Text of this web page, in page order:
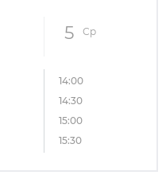
5 Ср
14:00
14:30
15:00
15:30